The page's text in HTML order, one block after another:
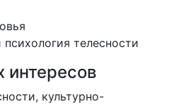
телесности
культурно-